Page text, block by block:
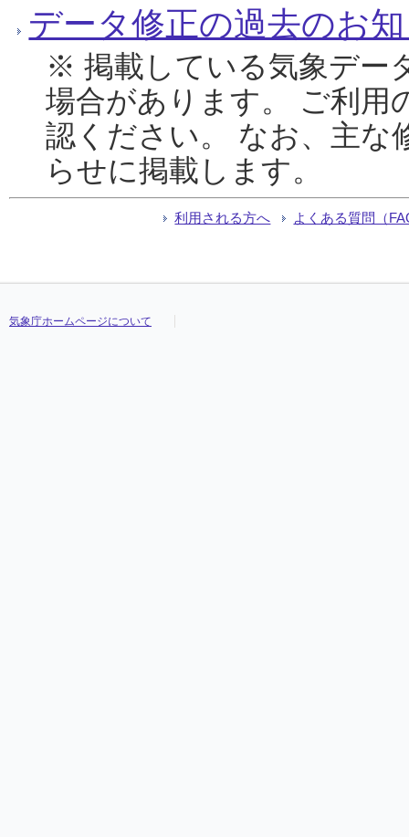
データ修正の過去のお
※ 掲載している気象デー
場合があります。 ご利用
認ください。 なお、主な
らせに掲載します。
利用される方へ よくある質問（
気象庁ホームページについて